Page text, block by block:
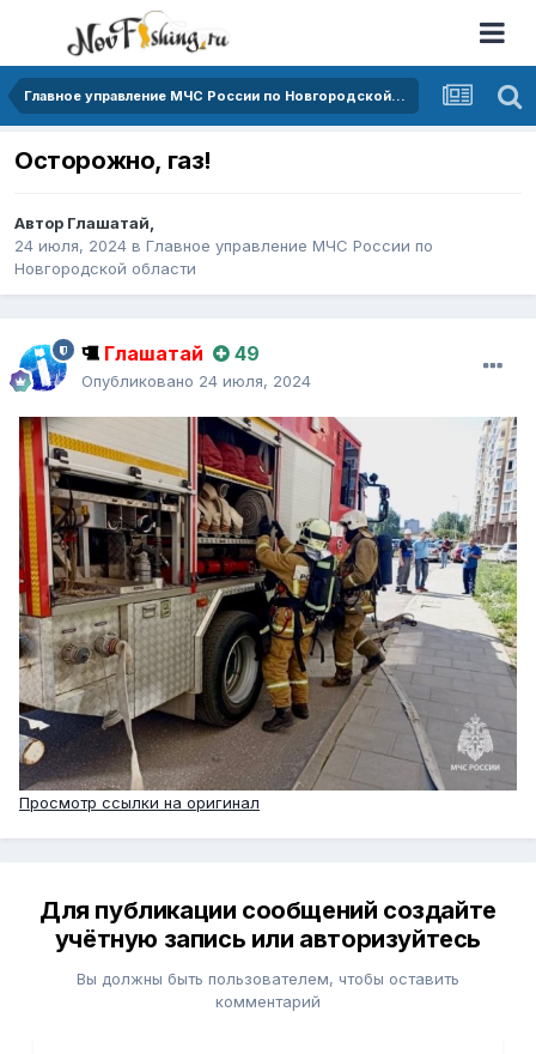
Главное управление МЧС России по Новгородской области
Остoрожно, газ!
Автор Глашатай,
24 июля, 2024 в Главное управление МЧС России по
Новгородской области
Глашатай 49
Опубликовано 24 июля, 2024
Просмотр ссылки на оригинал
Для публикации сообщений создайте
учётную запись или авторизуйтесь
Вы должны быть пользователем, чтобы оставить
комментарий